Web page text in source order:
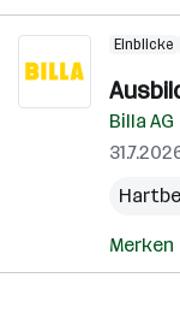
Einblicke
Billa AG
Merken